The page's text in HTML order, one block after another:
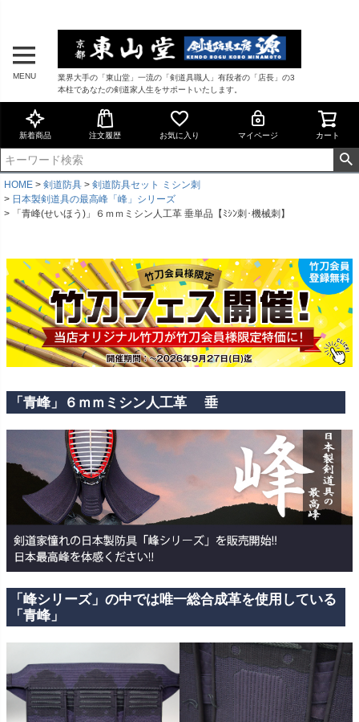
MENU
業界大手の「東山堂」一流の「剣道具職人」有段者の「店長」の3
本柱であなたの剣道家人生をサポートいたします。
新着商品 注文履歴 お気に入り マイページ カート
HOME 剣道防具
剣道防具セット ミシン刺
日本製剣道具の最高峰「峰」シリーズ
「青峰(せいほう)」６ｍｍミシン人工革 垂単品【ﾐｼﾝ刺･機械刺】
「青峰」６ｍｍミシン人工革 垂
「峰シリーズ」の中では唯一総合成革を使用している
「青峰」